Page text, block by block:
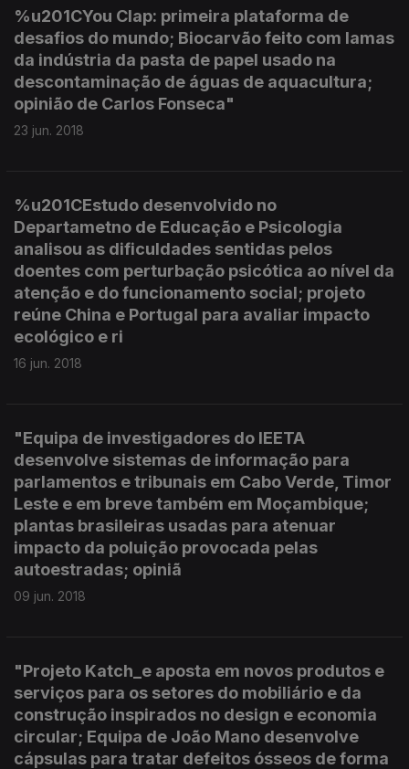
%u201CYou Clap: primeira plataforma de
desafios do mundo; Biocarvão feito com lamas
da indústria da pasta de papel usado na
descontaminação de águas de aquacultura;
opinião de Carlos Fonseca"
23 jun. 2018
%u201CEstudo desenvolvido no
Departametno de Educação e Psicologia
analisou as dificuldades sentidas pelos
doentes com perturbação psicótica ao nível da
atenção e do funcionamento social; projeto
reúne China e Portugal para avaliar impacto
ecológico e ri
16 jun. 2018
"Equipa de investigadores do IEETA
desenvolve sistemas de informação para
parlamentos e tribunais em Cabo Verde, Timor
Leste e em breve também em Moçambique;
plantas brasileiras usadas para atenuar
impacto da poluição provocada pelas
autoestradas; opiniã
09 jun. 2018
"Projeto Katch_e aposta em novos produtos e
serviços para os setores do mobiliário e da
construção inspirados no design e economia
circular; Equipa de João Mano desenvolve
cápsulas para tratar defeitos ósseos de forma